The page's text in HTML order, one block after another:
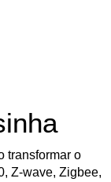
transformar o
Z-wave, Zigbee,